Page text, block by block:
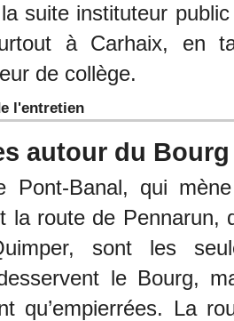
suite instituteur
à Carhaix, en
de collège.
l'entretien
autour du Bourg
Pont-Banal, qui
la route de Pennarun,
sont les
le Bourg,
qu’empierrées. La